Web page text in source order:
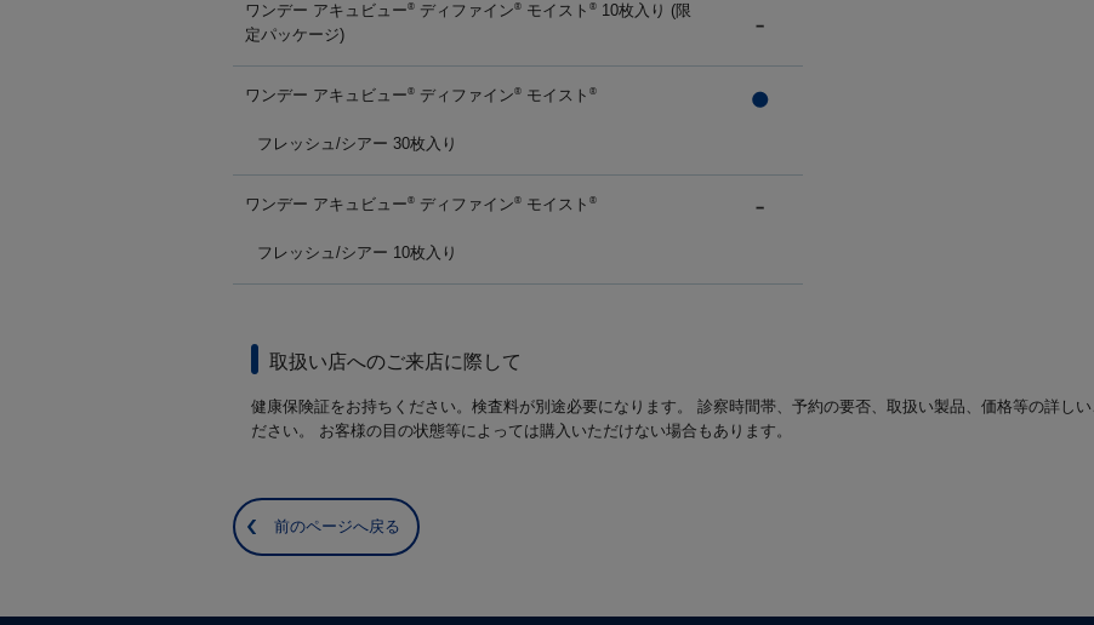
ワンデー アキュビュー® ディファイン® モイスト ® 10枚入り (限
定パッケージ)
ワンデー アキュビュー® ディファイン® モイスト ®
フレッシュ/シアー 30枚入り
ワンデー アキュビュー® ディファイン® モイスト ®
フレッシュ/シアー 10枚入り
取扱い店へのご来店に際して
健康保険証をお持ちください。検査料が別途必要になります。 診察時間帯、予約の要否、取扱い製品、価格等の詳し
ださい。 お客様の目の状態等によっては購入いただけない場合もあります。
前のページへ戻る